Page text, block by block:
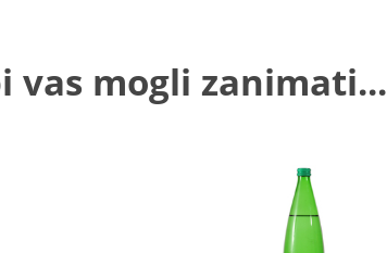
vas mogli zanimati...